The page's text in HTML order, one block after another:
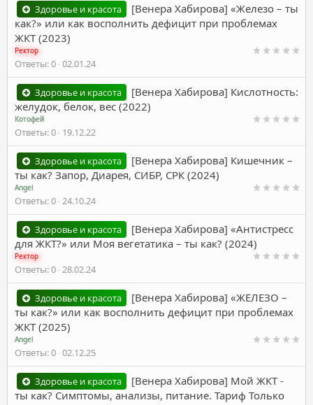
Здоровье и красота
[Венера Хабирова] «Железо – ты
как?» или как восполнить дефицит при проблемах
ЖКТ (2023)
Ректор
Ответы 0 02.01.24
Здоровье и красота
[Венера Хабирова] Кислотность:
желудок, белок, вес (2022)
Котофей
Ответы 0 19.12.22
Здоровье и красота
[Венера Хабирова] Кишечник –
ты как? Запор, Диарея, СИБР, СРК (2024)
Angel
Ответы 0 24.10.24
Здоровье и красота
[Венера Хабирова] «Антистресс
для ЖКТ?» или Моя вегетатика – ты как? (2024)
Ректор
Ответы 0 28.02.24
Здоровье и красота
[Венера Хабирова] «ЖЕЛЕЗО –
ты как?» или как восполнить дефицит при проблемах
ЖКТ (2025)
Angel
Ответы 0 02.12.25
Здоровье и красота
[Венера Хабирова] Мой ЖКТ -
ты как? Симптомы, анализы, питание. Тариф Только